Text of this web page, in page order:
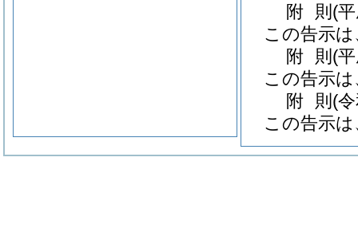
附 則 (
この告示
附 則 (
この告示
附 則 (
この告示